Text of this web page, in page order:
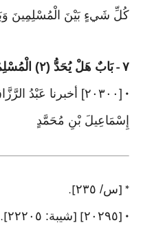
كُلِّ شَيءٍ بَيْنَ الْمُسْلِمِينَ
٧ -بَابٌ هَلْ يُحَدُّ (٢) الْمُسْلِمُ لِلْيَهُودِيِّ؟
•
[٢٠٣٠٠] أخبرنا عَبْدُ
إِسْمَاعِيلَ بْنِ مُحَمَّدٍ
* [س/ ٢٣٥ ].
• [٢٠٢٩٥] [شيبة: ٢٢٢٠٥ ].